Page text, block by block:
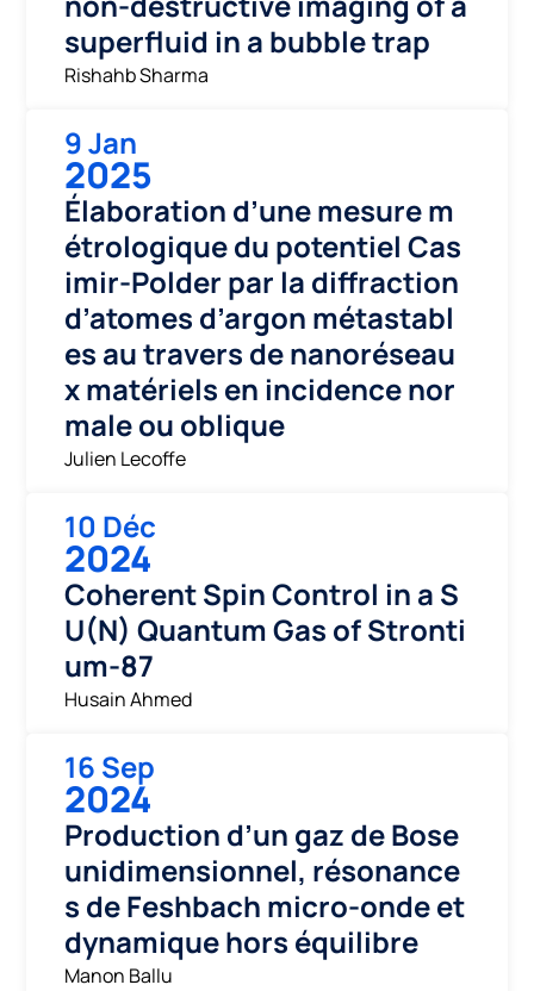
superfluid in a bubble trap
Rishahb Sharma
9 Jan
2025
Élaboration d’une mesure m
étrologique du potentiel Cas
imir-Polder par la diffraction
d’atomes d’argon métastabl
es au travers de nanoréseau
x matériels en incidence nor
male ou oblique
Julien Lecoffe
10 Déc
2024
Coherent Spin Control in a S
U(N) Quantum Gas of Stronti
um-87
Husain Ahmed
16 Sep
2024
Production d’un gaz de Bose
unidimensionnel, résonance
s de Feshbach micro-onde et
dynamique hors équilibre
Manon Ballu